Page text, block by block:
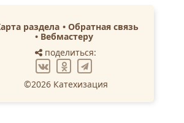
раздела
Обратная связь
Вебмастеру
поделиться:
©2026 Катехизация